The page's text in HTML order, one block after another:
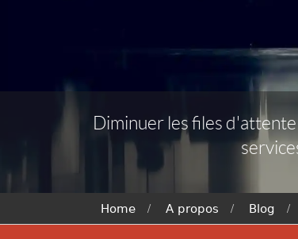
Diminuer les files
Home A propos Blog